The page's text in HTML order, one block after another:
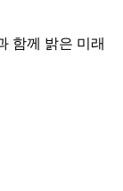
함께 밝은 미래